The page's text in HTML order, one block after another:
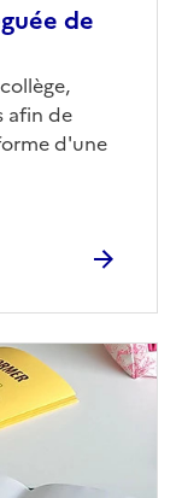
de
afin de
d'une